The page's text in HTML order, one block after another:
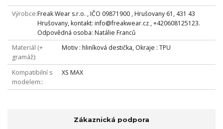
Výrobce Freak Wear s.r.o. , IČO 09871900 , Hrušovany 61, 431 43
Hrušovany, kontakt: info@freakwear.cz , +420608125123.
Odpovědná osoba: Natálie Franců
Materiál (+
gramáž)
Motiv : hliníková destička, Okraje : TPU
Kompatibilní s
modelem:
XS MAX
Zákaznická podpora